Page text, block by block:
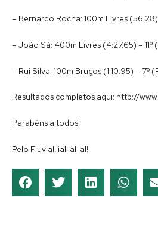
– Bernardo Rocha: 100m Livres
– João Sá: 400m Livres (4:27.65) – 11º
– Rui Silva: 100m Bruços (1:10.95) – 7º
Resultados completos aqui: http://
Parabéns a todos!
Pelo Fluvial, ial ial ial!